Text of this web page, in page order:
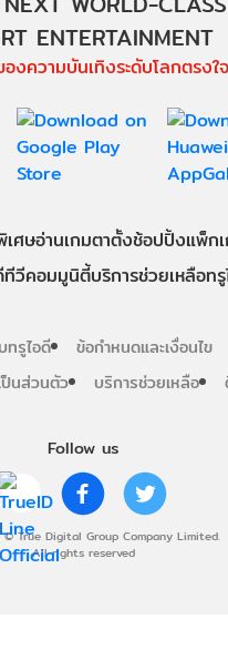
Follow us
True Digital Group Company Limited.
All rights reserved
ENTERTAINMENT
งความบันเทิงระดับโลกตรง
ศษอ่านเกมตาตั้งช้อปปิ้งแพ็ก
วีคอมมูนิตี้บริการช่วยเหลือท
ทรูไอดี
ข้อกำหนดและเงื่อนไข
ป็นส่วนตัว
บริการช่วยเหลือ